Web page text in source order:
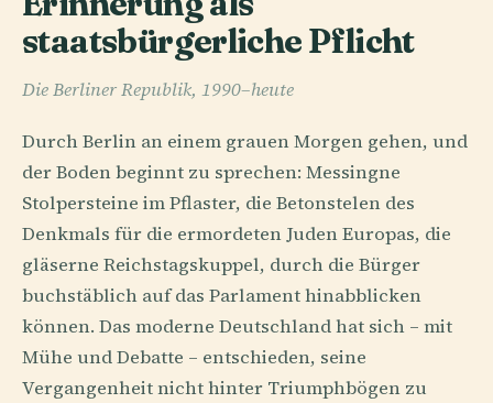
staatsbürgerliche Pflicht
Die Berliner Republik, 1990–heute
Durch Berlin an einem grauen Morgen gehen, und
der Boden beginnt zu sprechen: Messingne
Stolpersteine im Pflaster, die Betonstelen des
Denkmals für die ermordeten Juden Europas, die
gläserne Reichstagskuppel, durch die Bürger
buchstäblich auf das Parlament hinabblicken
können. Das moderne Deutschland hat sich – mit
Mühe und Debatte – entschieden, seine
Vergangenheit nicht hinter Triumphbögen zu